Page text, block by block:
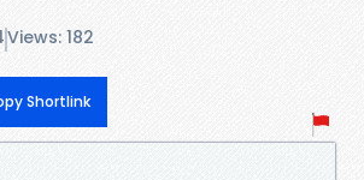
Views: 182
Shortlink